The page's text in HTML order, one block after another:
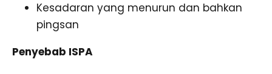
Kesadaran yang menurun dan bahkan
pingsan
Penyebab ISPA